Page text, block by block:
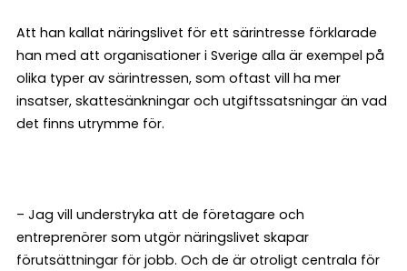
Att han kallat näringslivet för ett särintresse förklarade
han med att organisationer i Sverige alla är exempel på
olika typer av särintressen, som oftast vill ha mer
insatser, skattesänkningar och utgiftssatsningar än vad
det finns utrymme för.
– Jag vill understryka att de företagare och
entreprenörer som utgör näringslivet skapar
förutsättningar för jobb. Och de är otroligt centrala för